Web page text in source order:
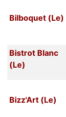
Bilboquet (Le)
Bistrot Blanc
(Le)
Bizz'Art (Le)